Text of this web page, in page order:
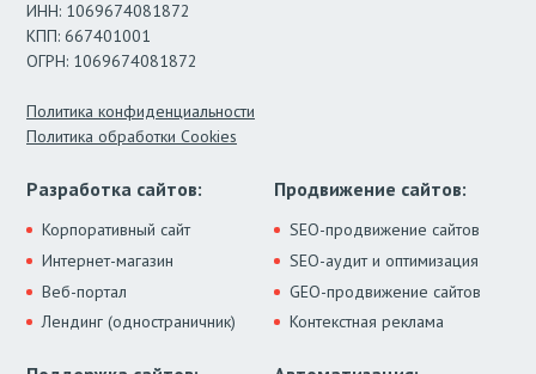
ИНН: 1069674081872
КПП: 667401001
ОГРН: 1069674081872
Политика конфиденциальности
Политика обработки Cookies
Разработка сайтов:
Корпоративный сайт
Интернет-магазин
Веб-портал
Лендинг (одностраничник)
Продвижение сайтов:
SEO-продвижение сайтов
SEO-аудит и оптимизация
GEO-продвижение сайтов
Контекстная реклама